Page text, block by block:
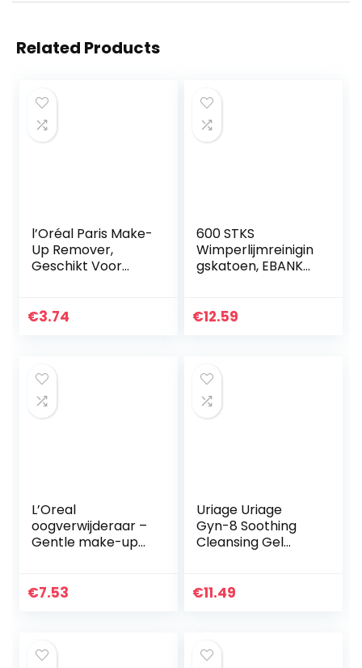
Related Products
l’Oréal Paris Make-
Up Remover,
Geschikt Voor
€3.74
600 STKS
Wimperlijmreinigin
gskatoen, EBANKU
Nageldoekjes
€12.59
L’Oreal
oogverwijderaar –
Gentle make-up
€7.53
Uriage Uriage
Gyn-8 Soothing
Cleansing Gel
€11.49